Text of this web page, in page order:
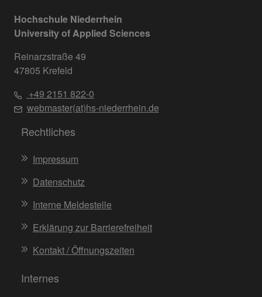
Hochschule Niederrhein
University of Applied Sciences
Reinarzstraße 49
47805 Krefeld
+49 2151 822-0
webmaster(at)hs-niederrhein.de
Rechtliches
Impressum
Datenschutz
Interne Meldestelle
Erklärung zur Barrierefreiheit
Kontakt / Öffnungszeiten
Internes